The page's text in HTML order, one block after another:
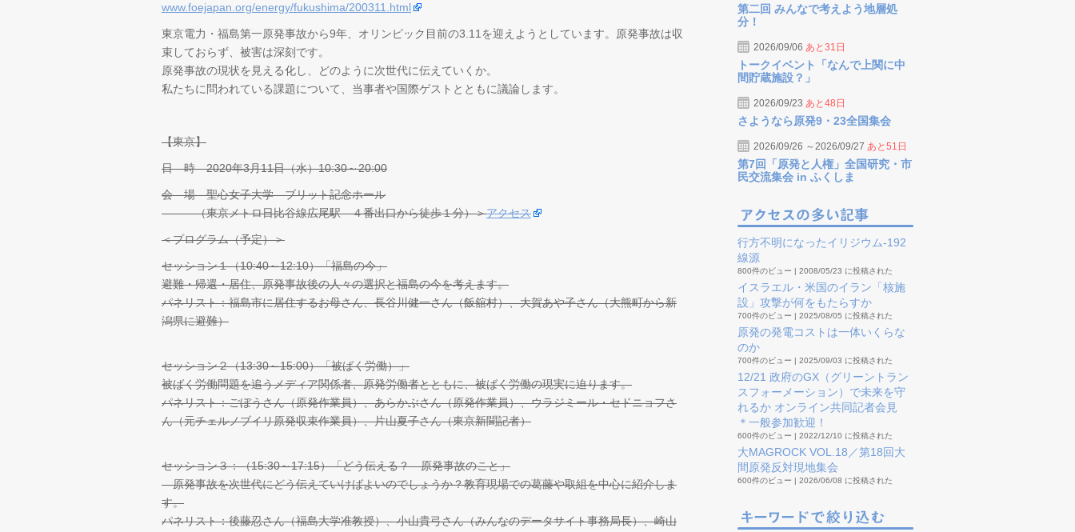
www.foejapan.org/energy/fukushima/200311.html
東京電力・福島第一原発事故から9年、オリンピック目前の3.11を迎えようとしています。原発事故は収
束しておらず、被害は深刻です。
原発事故の現状を見える化し、どのように次世代に伝えていくか。
私たちに問われている課題について、当事者や国際ゲストとともに議論します。
【東京】
日 時 2020年3月11日（水）10:30～20:00
会 場 聖心女子大学 ブリット記念ホール
（東京メトロ日比谷線広尾駅 ４番出口から徒歩１分）＞アクセス
＜プログラム（予定）＞
セッション１（10:40～12:10）「福島の今」
避難・帰還・居住、原発事故後の人々の選択と福島の今を考えます。
パネリスト：福島市に居住するお母さん、長谷川健一さん（飯舘村）、大賀あや子さん（大熊町から新
潟県に避難）
セッション２（13:30～15:00）「被ばく労働）」
被ばく労働問題を追うメディア関係者、原発労働者とともに、被ばく労働の現実に迫ります。
パネリスト：ごぼうさん（原発作業員）、あらかぶさん（原発作業員）、ウラジミール・セドニョフさ
ん（元チェルノブイリ原発収束作業員）、片山夏子さん（東京新聞記者）
セッション３：（15:30～17:15）「どう伝える？ 原発事故のこと」
原発事故を次世代にどう伝えていけばよいのでしょうか？教育現場での葛藤や取組を中心に紹介しま
す。
パネリスト：後藤忍さん（福島大学准教授）、小山貴弓さん（みんなのデータサイト事務局長）、崎山
第二回 みんなで考えよう地層処
分！
2026/09/06 あと31日
トークイベント「なんで上関に中
間貯蔵施設？」
2026/09/23 あと48日
さようなら原発9・23全国集会
2026/09/26 ～2026/09/27 あと51日
第7回「原発と人権」全国研究・市
民交流集会 in ふくしま
行方不明になったイリジウム-192
線源
800件のビュー | 2008/05/23 に投稿された
イスラエル・米国のイラン「核施
設」攻撃が何をもたらすか
700件のビュー | 2025/08/05 に投稿された
原発の発電コストは一体いくらな
のか
700件のビュー | 2025/09/03 に投稿された
12/21 政府のGX（グリーントラン
スフォーメーション）で未来を守
れるか オンライン共同記者会見
＊一般参加歓迎！
600件のビュー | 2022/12/10 に投稿された
大MAGROCK VOL.18／第18回大
間原発反対現地集会
600件のビュー | 2026/06/08 に投稿された